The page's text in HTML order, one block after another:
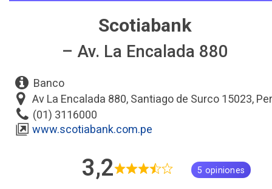
Scotiabank
– Av. La Encalada 880
Banco
Av La Encalada 880, Santiago de Surco 15023,
(01) 3116000
www.scotiabank.com.pe
3,2 5 opiniones